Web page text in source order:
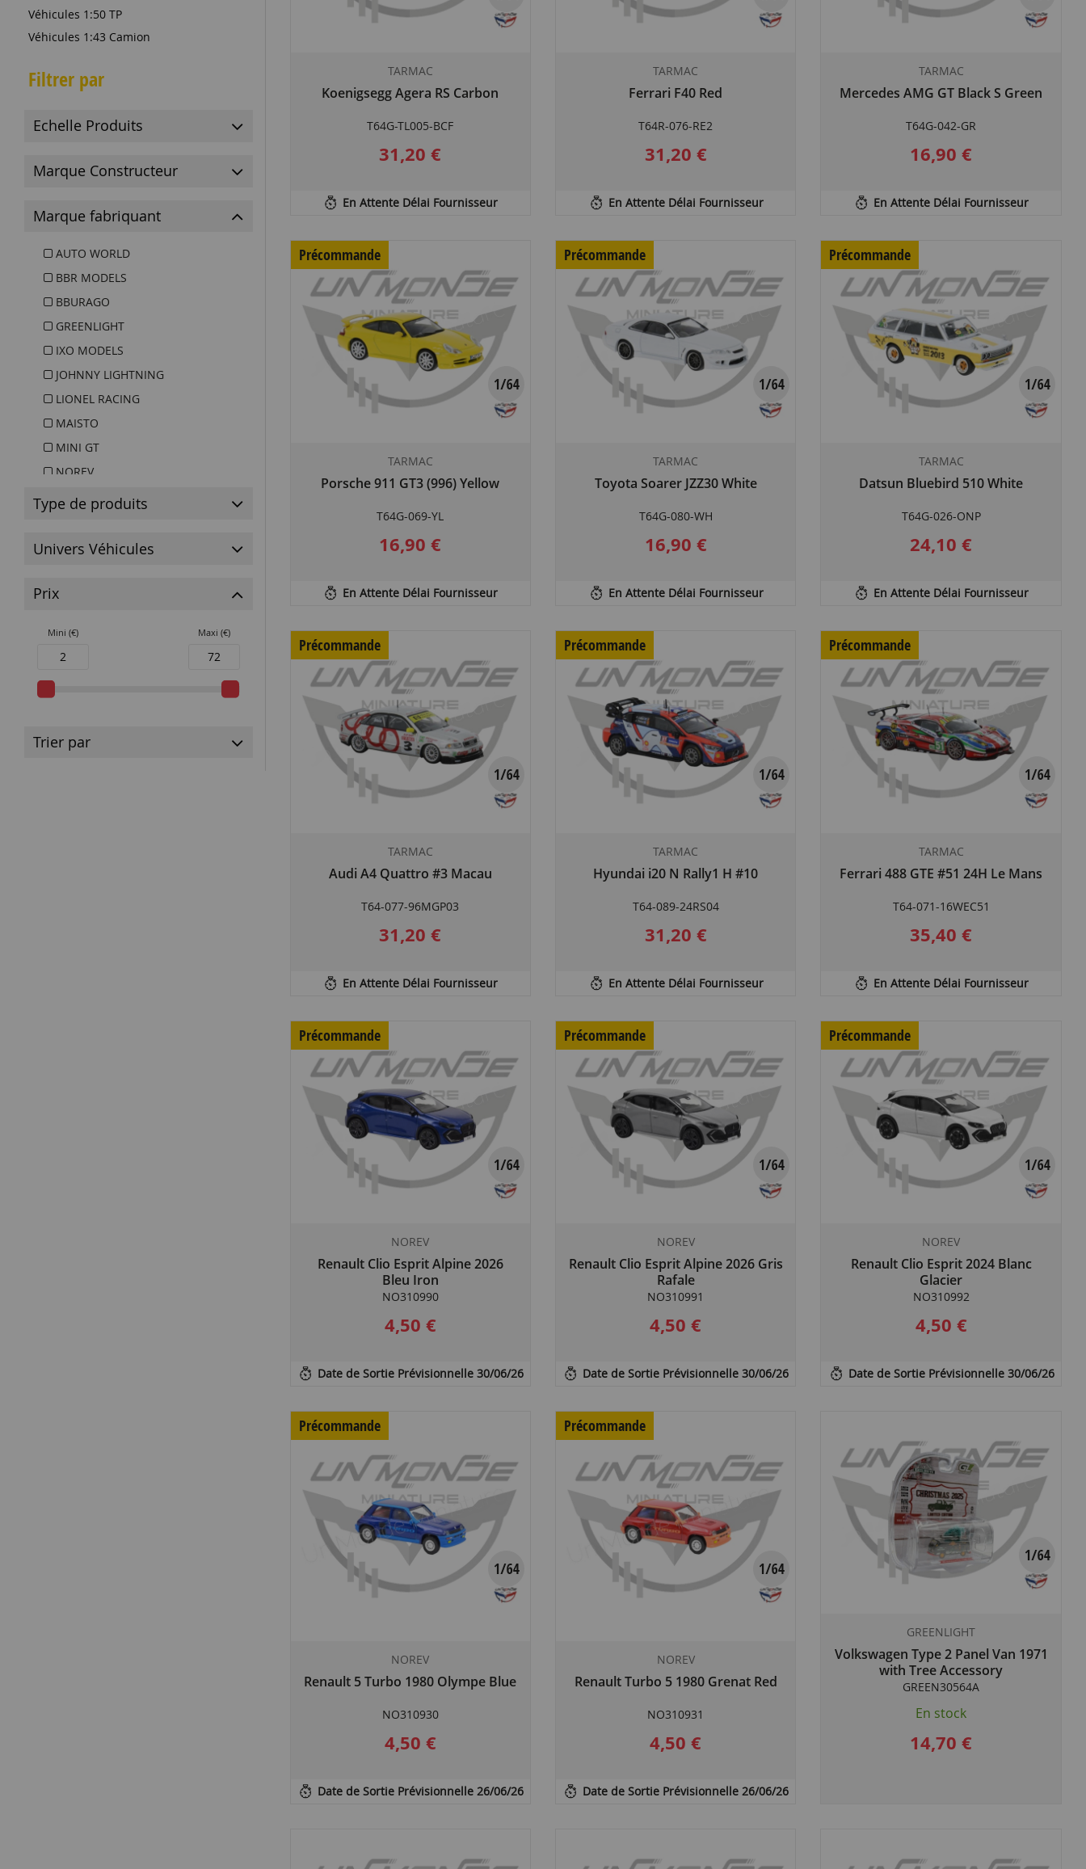
Véhicules 1:50 TP
Véhicules 1:43 Camion
Filtrer par
Echelle Produits
Marque Constructeur
Marque fabriquant
AUTO WORLD
BBR MODELS
BBURAGO
GREENLIGHT
IXO MODELS
JOHNNY LIGHTNING
LIONEL RACING
MAISTO
MINI GT
NOREV
PARA64
Type de produits
Univers Véhicules
Prix
Mini (€) Maxi (€)
Trier par
TARMAC
Koenigsegg Agera RS Carbon
T64G-TL005-BCF
31,20 €
En Attente Délai Fournisseur
TARMAC
Ferrari F40 Red
T64R-076-RE2
31,20 €
En Attente Délai Fournisseur
TARMAC
Mercedes AMG GT Black S Green
T64G-042-GR
16,90 €
En Attente Délai Fournisseur
Précommande
TARMAC
Porsche 911 GT3 (996) Yellow
T64G-069-YL
16,90 €
En Attente Délai Fournisseur
Précommande
TARMAC
Toyota Soarer JZZ30 White
T64G-080-WH
16,90 €
En Attente Délai Fournisseur
Précommande
TARMAC
Datsun Bluebird 510 White
T64G-026-ONP
24,10 €
En Attente Délai Fournisseur
Précommande
TARMAC
Audi A4 Quattro #3 Macau
T64-077-96MGP03
31,20 €
En Attente Délai Fournisseur
Précommande
TARMAC
Hyundai i20 N Rally1 H #10
T64-089-24RS04
31,20 €
En Attente Délai Fournisseur
Précommande
TARMAC
Ferrari 488 GTE #51 24H Le Mans
T64-071-16WEC51
35,40 €
En Attente Délai Fournisseur
Précommande
NOREV
Renault Clio Esprit Alpine 2026
Bleu Iron
NO310990
4,50 €
Date de Sortie Prévisionnelle 30/06/26
Précommande
NOREV
Renault Clio Esprit Alpine 2026 Gris
Rafale
NO310991
4,50 €
Date de Sortie Prévisionnelle 30/06/26
Précommande
NOREV
Renault Clio Esprit 2024 Blanc
Glacier
NO310992
4,50 €
Date de Sortie Prévisionnelle 30/06/26
Précommande
NOREV
Renault 5 Turbo 1980 Olympe Blue
NO310930
4,50 €
Date de Sortie Prévisionnelle 26/06/26
Précommande
NOREV
Renault Turbo 5 1980 Grenat Red
NO310931
4,50 €
Date de Sortie Prévisionnelle 26/06/26
GREENLIGHT
Volkswagen Type 2 Panel Van 1971
with Tree Accessory
GREEN30564A
En stock
14,70 €